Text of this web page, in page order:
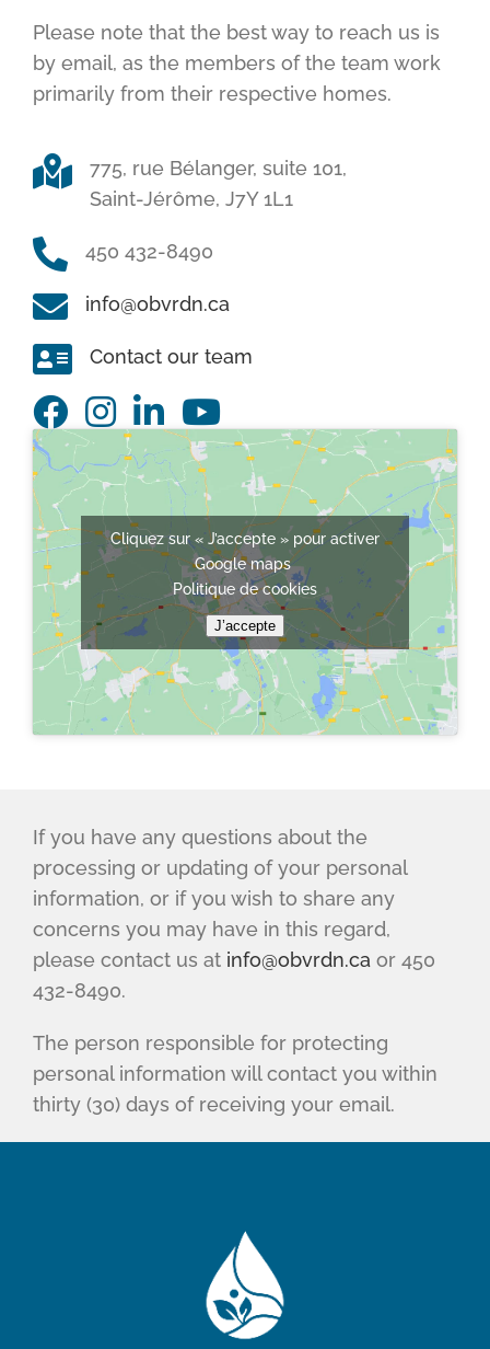
Please note that the best way to reach us is
by email, as the members of the team work
primarily from their respective homes.
775, rue Bélanger, suite 101,
Saint-Jérôme, J7Y 1L1
450 432-8490
info@obvrdn.ca
Contact our team
Cliquez sur « J’accepte » pour activer
Google maps
Politique de cookies
J’accepte
If you have any questions about the
processing or updating of your personal
information, or if you wish to share any
concerns you may have in this regard,
please contact us at info@obvrdn.ca or 450
432-8490.
The person responsible for protecting
personal information will contact you within
thirty (30) days of receiving your email.